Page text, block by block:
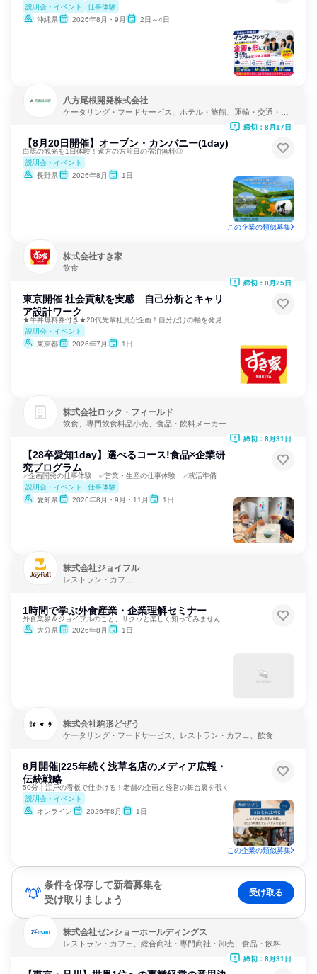
説明会・イベント
仕事体験
沖縄県
2026年8月・9月 2日～4日
八方尾根開発株式会社
ケータリング・フードサービス、ホテル・旅館、運輸・交通・物
【8月20日開催】オープン・カンパニー(1day)
白馬の観光を1日体験！遠方の方前日の宿泊無料◎
説明会・イベント
長野県
2026年8月 1日
締切：8月17日
この企業の類似募集
株式会社すき家
飲食
東京開催 社会貢献を実感 自己分析とキャリ
ア設計ワーク
★牛丼無料券付き★20代先輩社員が企画！自分だけの軸を発見
説明会・イベント
東京都
2026年7月 1日
締切：8月25日
株式会社ロック・フィールド
飲食、専門飲食料品小売、食品・飲料メーカー
【28卒愛知1day】選べるコース!食品×企業研
究プログラム
✅企画開発の仕事体験 ✅営業・生産の仕事体験 ✅就活準備
説明会・イベント
仕事体験
愛知県
2026年8月・9月・11月 1日
締切：8月31日
株式会社ジョイフル
レストラン・カフェ
1時間で学ぶ外食産業・企業理解セミナー
大分県
2026年8月 1日
株式会社駒形どぜう
ケータリング・フードサービス、レストラン・カフェ、飲食
8月開催|225年続く浅草名店のメディア広報・
伝統戦略
50分｜江戸の看板で仕掛ける！老舗の企画と経営の舞台裏を覗く
説明会・イベント
オンライン
2026年8月 1日
この企業の類似募集
条件を保存して新着募集を
受け取りましょう
受け取る
株式会社ゼンショーホールディングス
レストラン・カフェ、総合商社・専門商社・卸売、食品・飲料メ
締切：8月31日